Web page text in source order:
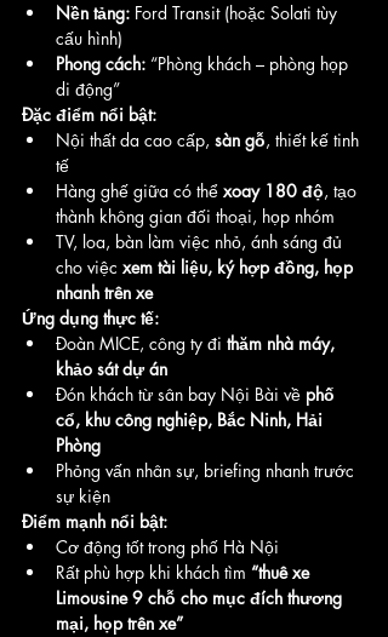
Nền tảng: Ford Transit (hoặc Solati tùy
cấu hình)
Phong cách: “Phòng khách – phòng họp
di động”
Đặc điểm nổi bật:
Nội thất da cao cấp, sàn gỗ, thiết kế tinh
tế
Hàng ghế giữa có thể xoay 180 độ, tạo
thành không gian đối thoại, họp nhóm
TV, loa, bàn làm việc nhỏ, ánh sáng đủ
cho việc xem tài liệu, ký hợp đồng, họp
nhanh trên xe
Ứng dụng thực tế:
Đoàn MICE, công ty đi thăm nhà máy,
khảo sát dự án
Đón khách từ sân bay Nội Bài về phố
cổ, khu công nghiệp, Bắc Ninh, Hải
Phòng
Phỏng vấn nhân sự, briefing nhanh trước
sự kiện
Điểm mạnh nổi bật:
Cơ động tốt trong phố Hà Nội
Rất phù hợp khi khách tìm “thuê xe
Limousine 9 chỗ cho mục đích thương
mại, họp trên xe”